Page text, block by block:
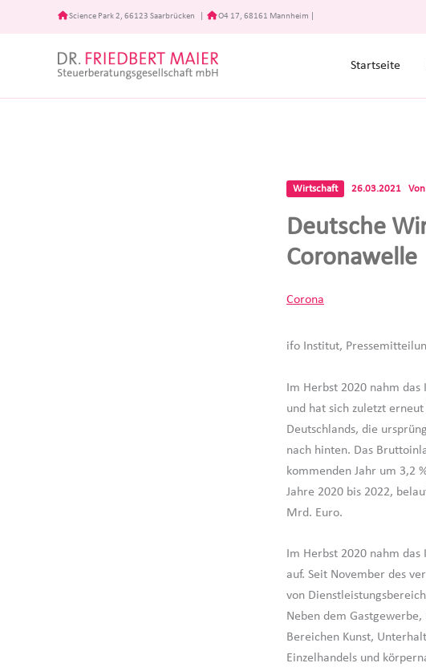
Science Park 2, 66123 Saarbrücken O4 17, 68161 Mannheim
Startseite
Wirtschaft 26.03.2021 Von
Deutsche
Coronawelle
Corona
ifo Institut,
Im Herbst 2020 nahm
und hat sich zuletzt
Deutschlands, die
nach hinten. Das
kommenden Jahr um 3,2
Jahre 2020 bis 2022,
Mrd. Euro.
Im Herbst 2020 nahm
auf. Seit November des
von
Neben dem
Bereichen Kunst,
Einzelhandels und